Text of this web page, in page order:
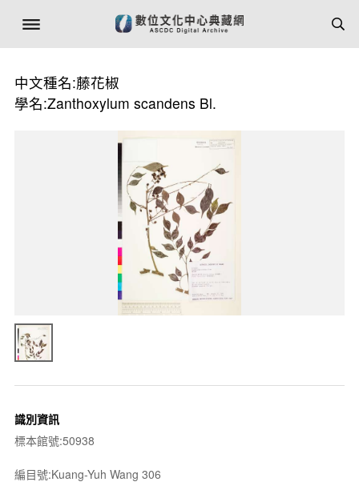
中文種名:藤花椒
學名:Zanthoxylum scandens Bl.
識別資訊
標本館號:50938
編目號:Kuang-Yuh Wang 306